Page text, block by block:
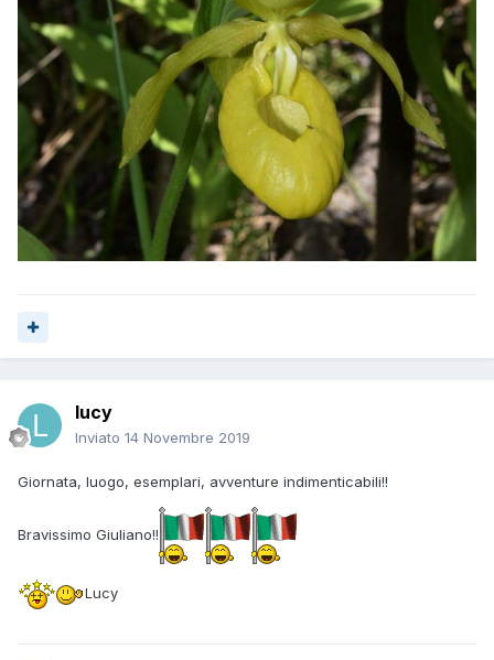
lucy
Inviato 14 Novembre 2019
Giornata, luogo, esemplari, avventure indimenticabili!!
Bravissimo Giuliano!!
Lucy